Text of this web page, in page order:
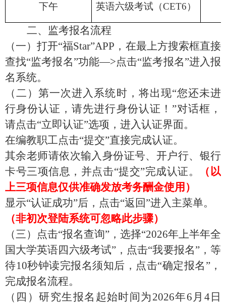
下午 英语六级考试（CET6）
二、监考报名流程
（一）打开“福Star”APP，在最上方搜索框直接
查找“监考报名”功能—>点击“监考报名”进入报
名系统。
（二）第一次进入系统时，将出现“您还未进
行身份认证，请先进行身份认证！”对话框，
请点击“立即认证”选项，进入认证界面。
在编教职工点击“提交”直接完成认证。
其余老师请依次输入身份证号、开户行、银行
卡号三项信息，并点击“提交”完成认证。
（以
上三项信息仅供准确发放考务酬金使用）
显示“认证成功”后，点击“返回”进入主菜单。
（非初次登陆系统可忽略此步骤）
（三）点击“报名查询”，选择“2026年上半年全
国大学英语四六级考试”，点击“我要报名”，等
待10秒钟读完报名须知后，点击“确定报名”，
完成报名流程。
（四）研究生报名起始时间为 2026年6月4日